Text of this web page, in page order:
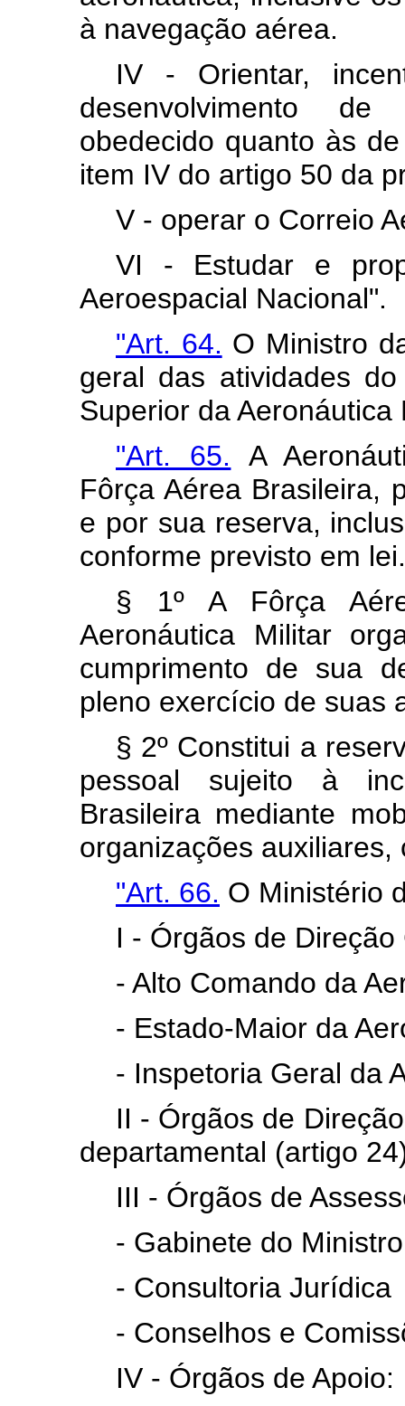
à navegação aérea.
IV - Orientar,
desenvolvimento
obedecido quanto às
item IV do artigo 50 da
V - operar o Correio
VI - Estudar e
Aeroespacial Nacional".
"Art. 64. O Ministro
geral das atividades
Superior da Aeronáutica
"Art. 65. A
Fôrça Aérea Brasileira,
e por sua reserva,
conforme previsto em lei.
§ 1º A Fôrça
Aeronáutica Militar
cumprimento de sua
pleno exercício de suas
§ 2º Constitui a
pessoal sujeito à
Brasileira mediante
organizações
"Art. 66. O Ministério
I - Órgãos de Direção
- Alto Comando da
- Estado-Maior da
- Inspetoria Geral da
II - Órgãos de
departamental (artigo
III - Órgãos de
- Gabinete do Ministro
- Consultoria Jurídica
- Conselhos e
IV - Órgãos de Apoio: